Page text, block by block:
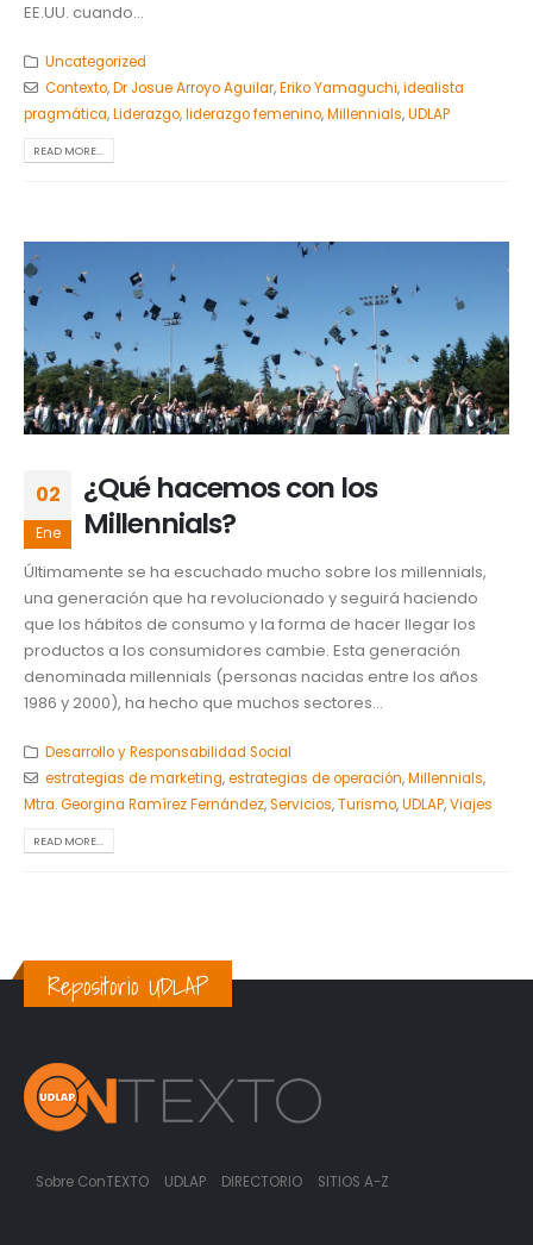
EE.UU. cuando...
Uncategorized
Contexto,Dr Josue Arroyo Aguilar,Eriko Yamaguchi,idealista
pragmática,Liderazgo,liderazgo femenino,Millennials,UDLAP
READ MORE...
02
Ene
¿Qué hacemos con los
Millennials?
Últimamente se ha escuchado mucho sobre los millennials,
una generación que ha revolucionado y seguirá haciendo
que los hábitos de consumo y la forma de hacer llegar los
productos a los consumidores cambie. Esta generación
denominada millennials (personas nacidas entre los años
1986 y 2000), ha hecho que muchos sectores...
Desarrollo y Responsabilidad Social
estrategias de marketing,estrategias de operación,Millennials,
Mtra. Georgina Ramírez Fernández,Servicios,Turismo,UDLAP,Viajes
READ MORE...
Repositorio UDLAP
Sobre ConTEXTO UDLAP DIRECTORIO SITIOS A-Z